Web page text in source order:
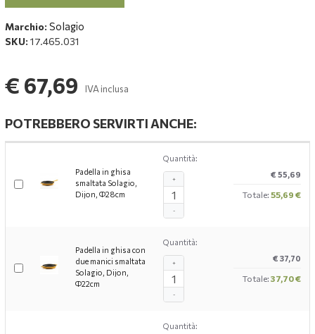
Marchio: Solagio
SKU: 17.465.031
€ 67,69 IVA inclusa
POTREBBERO SERVIRTI ANCHE:
Padella in ghisa
smaltata Solagio,
Dijon, Ф28cm
Quantità:
-
+ € 55,69
Totale: 55,69 €
Padella in ghisa con
due manici smaltata
Solagio, Dijon,
Ф22cm
Quantità:
-
+ € 37,70
Totale: 37,70 €
Quantità: